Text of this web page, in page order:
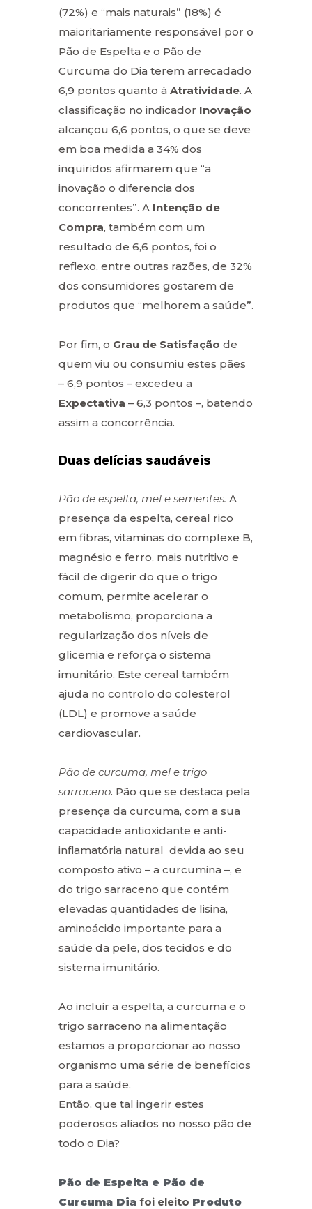
(72%) e “mais naturais” (18%) é
maioritariamente responsável por o
Pão de Espelta e o Pão de
Curcuma do Dia terem arrecadado
6,9 pontos quanto à Atratividade. A
classificação no indicador Inovação
alcançou 6,6 pontos, o que se deve
em boa medida a 34% dos
inquiridos afirmarem que “a
inovação o diferencia dos
concorrentes”. A Intenção de
Compra, também com um
resultado de 6,6 pontos, foi o
reflexo, entre outras razões, de 32%
dos consumidores gostarem de
produtos que “melhorem a saúde”.
Por fim, o Grau de Satisfação de
quem viu ou consumiu estes pães
– 6,9 pontos – excedeu a
Expectativa – 6,3 pontos –, batendo
assim a concorrência.
Duas delícias saudáveis
Pão de espelta, mel e sementes. A
presença da espelta, cereal rico
em fibras, vitaminas do complexe B,
magnésio e ferro, mais nutritivo e
fácil de digerir do que o trigo
comum, permite acelerar o
metabolismo, proporciona a
regularização dos níveis de
glicemia e reforça o sistema
imunitário. Este cereal também
ajuda no controlo do colesterol
(LDL) e promove a saúde
cardiovascular.
Pão de curcuma, mel e trigo
sarraceno. Pão que se destaca pela
presença da curcuma, com a sua
capacidade antioxidante e anti-
inflamatória natural devida ao seu
composto ativo – a curcumina –, e
do trigo sarraceno que contém
elevadas quantidades de lisina,
aminoácido importante para a
saúde da pele, dos tecidos e do
sistema imunitário.
Ao incluir a espelta, a curcuma e o
trigo sarraceno na alimentação
estamos a proporcionar ao nosso
organismo uma série de benefícios
para a saúde.
Então, que tal ingerir estes
poderosos aliados no nosso pão de
todo o Dia?
Pão de Espelta e Pão de
Curcuma Dia foi eleito Produto